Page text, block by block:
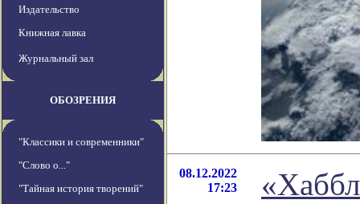
Издательство
Книжная лавка
Журнальный зал
ОБОЗРЕНИЯ
"Классики и современники"
"Слово о..."
"Тайная история творений"
08.12.2022
17:23